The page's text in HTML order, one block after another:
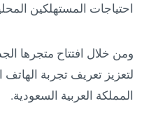
احتياجات المستهلكين
ومن خلال افتتاح متجرها
لتعزيز تعريف تجربة
المملكة العربية السعودية.